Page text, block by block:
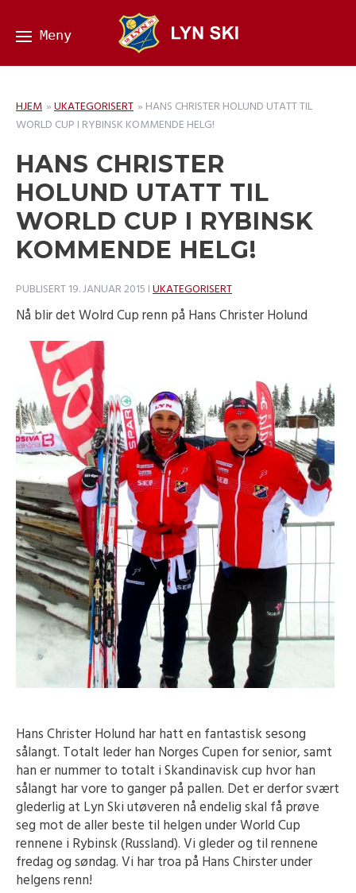
HJEM »UKATEGORISERT » HANS CHRISTER HOLUND UTATT TIL
WORLD CUP I RYBINSK KOMMENDE HELG!
HANS CHRISTER
HOLUND UTATT TIL
WORLD CUP I RYBINSK
KOMMENDE HELG!
PUBLISERT19. JANUAR 2015 IUKATEGORISERT
Nå blir det Wolrd Cup renn på Hans Christer Holund
Hans Christer Holund har hatt en fantastisk sesong
sålangt. Totalt leder han Norges Cupen for senior, samt
han er nummer to totalt i Skandinavisk cup hvor han
sålangt har vore to ganger på pallen. Det er derfor svært
glederlig at Lyn Ski utøveren nå endelig skal få prøve
seg mot de aller beste til helgen under World Cup
rennene i Rybinsk (Russland). Vi gleder og til rennene
fredag og søndag. Vi har troa på Hans Chirster under
helgens renn!